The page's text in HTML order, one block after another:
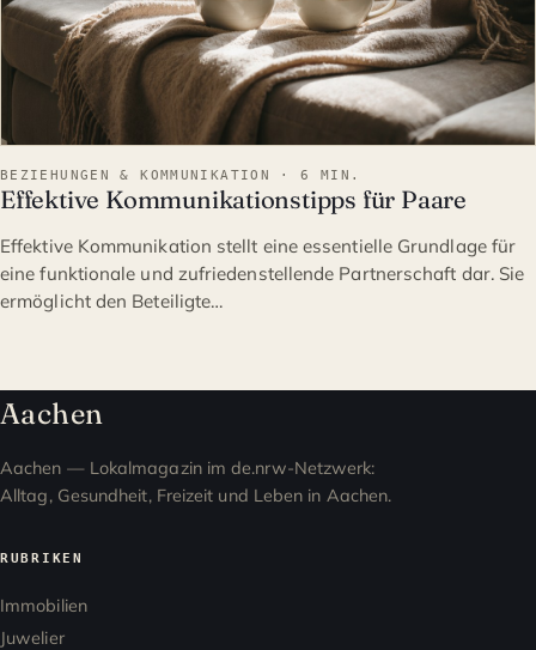
BEZIEHUNGEN & KOMMUNIKATION · 6 MIN.
Effektive Kommunikationstipps für Paare
Effektive Kommunikation stellt eine essentielle Grundlage für
eine funktionale und zufriedenstellende Partnerschaft dar. Sie
ermöglicht den Beteiligte…
Aachen
Aachen — Lokalmagazin im de.nrw-Netzwerk:
Alltag, Gesundheit, Freizeit und Leben in Aachen.
RUBRIKEN
Immobilien
Juwelier